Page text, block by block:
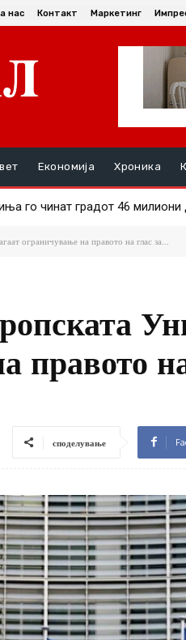
нас Контакт Маркетинг
Економија Хроника
го чинат градот 46 милиони
пред локал во Тетово:
ограничување на правото на глас за...
правото
споделување